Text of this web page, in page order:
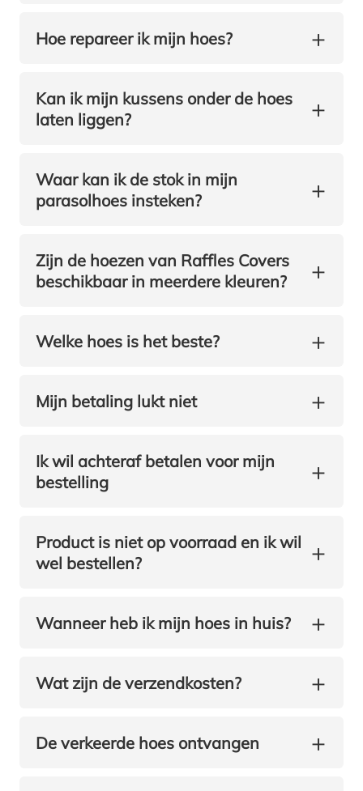
+
Hoe repareer ik mijn hoes?
+
Kan ik mijn kussens onder de hoes
laten liggen?
+
Waar kan ik de stok in mijn
parasolhoes insteken?
+
Zijn de hoezen van Raffles Covers
beschikbaar in meerdere kleuren?
+
Welke hoes is het beste?
+
Mijn betaling lukt niet
+
Ik wil achteraf betalen voor mijn
bestelling
+
Product is niet op voorraad en ik wil
wel bestellen?
+
Wanneer heb ik mijn hoes in huis?
+
Wat zijn de verzendkosten?
+
De verkeerde hoes ontvangen